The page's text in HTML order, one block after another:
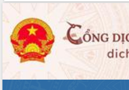
Quyết liệt cải cách hành chính, khơi
thông nguồn lực phát triển
Nâng cao hiệu lực, hiệu quả HĐND
tỉnh thông qua hiện đại hóa hành chính
Xã Ea Phê gắn cải cách hành chính với